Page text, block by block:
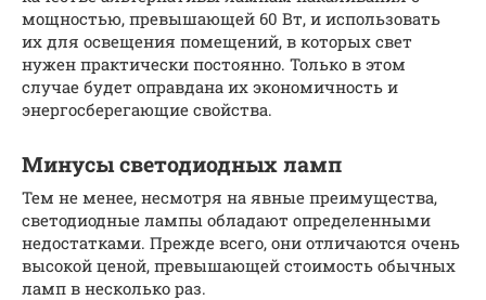
мощностью, превышающей 60 Вт, и использовать
их для освещения помещений, в которых свет
нужен практически постоянно. Только в этом
случае будет оправдана их экономичность и
энергосберегающие свойства.
Минусы светодиодных ламп
Тем не менее, несмотря на явные преимущества,
светодиодные лампы обладают определенными
недостатками. Прежде всего, они отличаются очень
высокой ценой, превышающей стоимость обычных
ламп в несколько раз.